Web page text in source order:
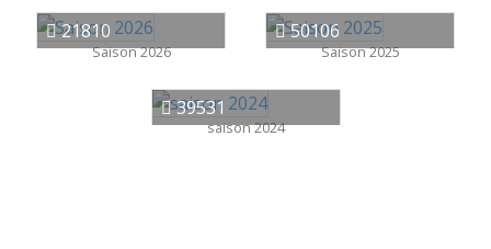
21810
Saison 2026
50106
Saison 2025
39531
saison 2024